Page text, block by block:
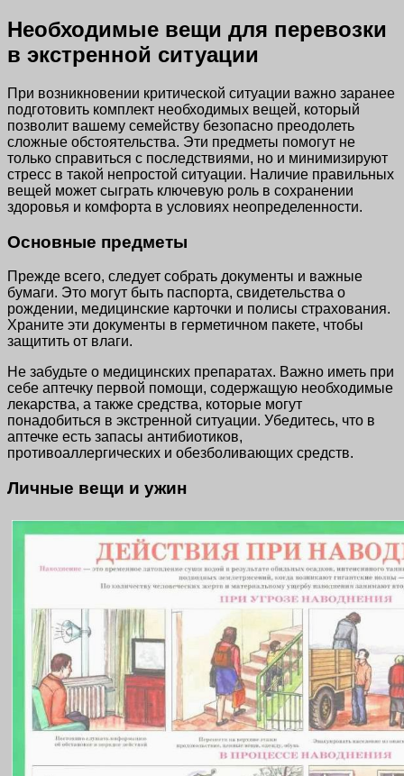
Необходимые вещи для перевозки
в экстренной ситуации
При возникновении критической ситуации важно заранее
подготовить комплект необходимых вещей, который
позволит вашему семейству безопасно преодолеть
сложные обстоятельства. Эти предметы помогут не
только справиться с последствиями, но и минимизируют
стресс в такой непростой ситуации. Наличие правильных
вещей может сыграть ключевую роль в сохранении
здоровья и комфорта в условиях неопределенности.
Основные предметы
Прежде всего, следует собрать документы и важные
бумаги. Это могут быть паспорта, свидетельства о
рождении, медицинские карточки и полисы страхования.
Храните эти документы в герметичном пакете, чтобы
защитить от влаги.
Не забудьте о медицинских препаратах. Важно иметь при
себе аптечку первой помощи, содержащую необходимые
лекарства, а также средства, которые могут
понадобиться в экстренной ситуации. Убедитесь, что в
аптечке есть запасы антибиотиков,
противоаллергических и обезболивающих средств.
Личные вещи и ужин